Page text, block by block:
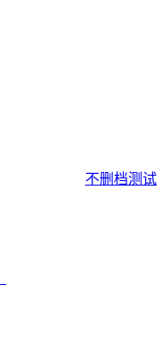
不删档测试